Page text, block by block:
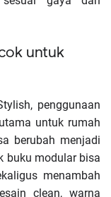
untuk
penggunaan
untuk rumah
berubah menjadi
buku modular bisa
menambah
clean, warna